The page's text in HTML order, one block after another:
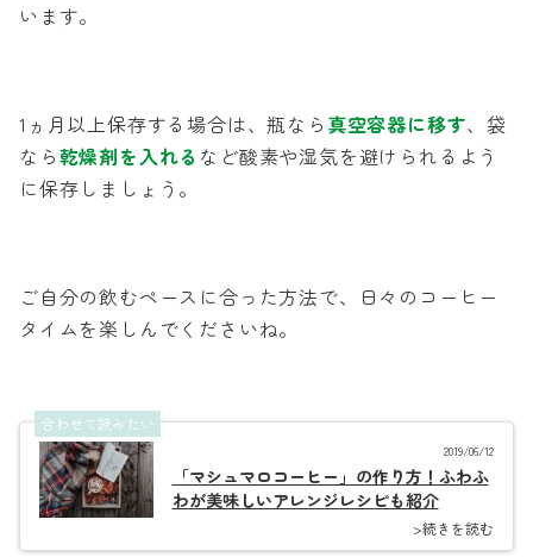
います。
1ヵ月以上保存する場合は、瓶なら 真空容器に移す、袋
なら乾燥剤を入れる など酸素や湿気を避けられるよう
に保存しましょう。
ご自分の飲むペースに合った方法で、日々のコーヒー
タイムを楽しんでくださいね。
合わせて読みたい
2019/06/12
「マシュマロコーヒー」の作り方！ふわふ
わが美味しいアレンジレシピも紹介
>続きを読む